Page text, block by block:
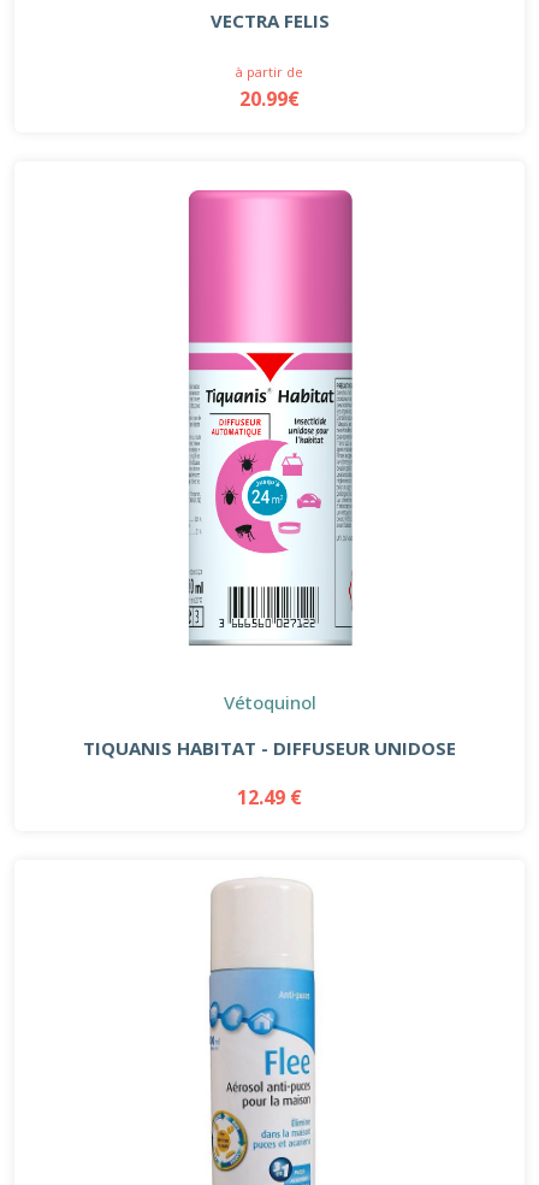
VECTRA FELIS
à partir de
20.99€
Vétoquinol
TIQUANIS HABITAT - DIFFUSEUR UNIDOSE
12.49 €